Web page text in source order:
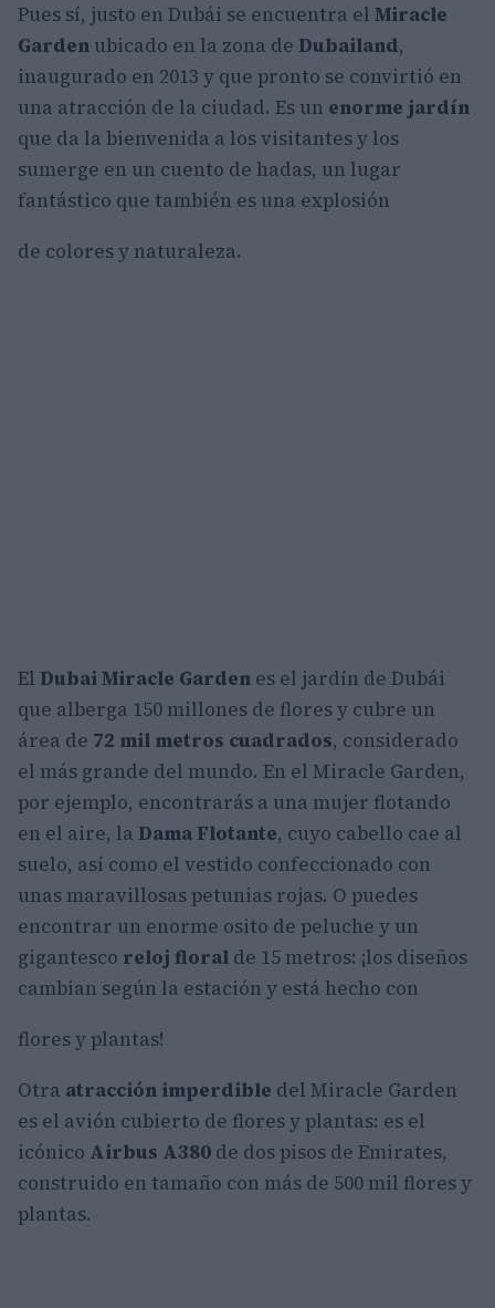
Pues sí, justo en Dubái se encuentra el Miracle
Garden ubicado en la zona de Dubailand,
inaugurado en 2013 y que pronto se convirtió en
una atracción de la ciudad. Es un enorme jardín
que da la bienvenida a los visitantes y los
sumerge en un cuento de hadas, un lugar
fantástico que también es una explosión
de colores y naturaleza.
El Dubai Miracle Garden es el jardín de Dubái
que alberga 150 millones de flores y cubre un
área de 72 mil metros cuadrados, considerado
el más grande del mundo. En el Miracle Garden,
por ejemplo, encontrarás a una mujer flotando
en el aire, la Dama Flotante, cuyo cabello cae al
suelo, así como el vestido confeccionado con
unas maravillosas petunias rojas. O puedes
encontrar un enorme osito de peluche y un
gigantesco reloj floral de 15 metros: ¡los diseños
cambian según la estación y está hecho con
flores y plantas!
Otra atracción imperdible del Miracle Garden
es el avión cubierto de flores y plantas: es el
icónico Airbus A380 de dos pisos de Emirates,
construido en tamaño con más de 500 mil flores y
plantas.